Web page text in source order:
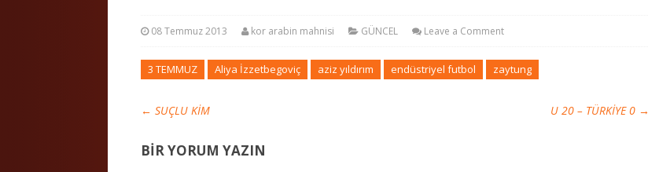
08 Temmuz 2013 kor arabin mahnisi GÜNCEL Leave a Comment
3 TEMMUZ Aliya İzzetbegoviç aziz yıldırım endüstriyel futbol zaytung
← SUÇLU KİM U 20 – TÜRKİYE 0 →
BIR YORUM YAZIN